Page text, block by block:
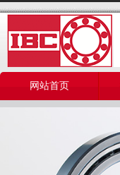
网站首页